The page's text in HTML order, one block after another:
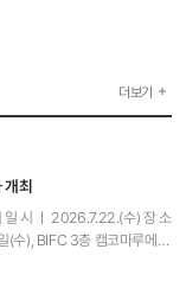
더보기
최
수), BIFC 3층 캠코마루에서
미나는 국유재산 사용료